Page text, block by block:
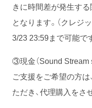
きに時間差が発生す
となります。（クレジ
3/23 23:59まで可能で
③現金（Sound
ご支援をご希望の方
ただき、代理購入をさ